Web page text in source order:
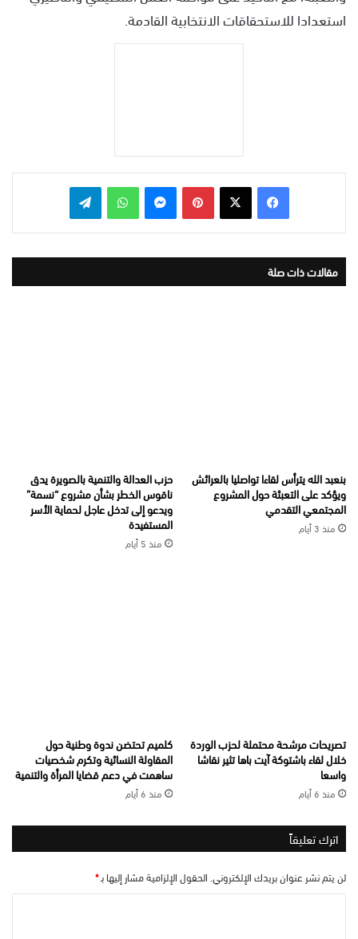
استعدادا للاستحقاقات الانتخابية القادمة.
بينتيريست واتساب
مقالات ذات صلة
بنعبد الله يترأس لقاءا تواصليا بالعرائش
ويؤكد على التعبئة حول المشروع
المجتمعي التقدمي
منذ 3 أيام
حزب العدالة والتنمية بالصويرة يدق
ناقوس الخطر بشأن مشروع “نسمة”
ويدعو إلى تدخل عاجل لحماية الأسر
المستفيدة
منذ 5 أيام
تصريحات مرشحة محتملة لحزب الوردة
خلال لقاء باشتوكة آيت باها تثير نقاشا
واسعا
منذ 6 أيام
كلميم تحتضن ندوة وطنية حول
المقاولة النسائية وتكرم شخصيات
ساهمت في دعم قضايا المرأة والتنمية
منذ 6 أيام
اترك تعليقاً
لن يتم نشر عنوان بريدك الإلكتروني. الحقول الإلزامية مشار إليها بـ*